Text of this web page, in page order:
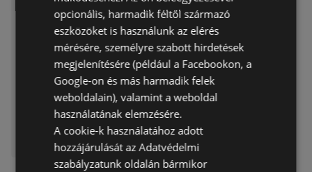
Akciós újság – 14 oldal
A reklámújság eddig érvényes:
2026.08.09
Távolság: 3,83 km
ELÉRHETŐ ITT:
Rossmann
opcionális, harmadik féltől származó
eszközöket is használunk az elérés
mérésére, személyre szabott hirdetések
megjelenítésére (például a Facebookon, a
Google-on és más harmadik felek
weboldalain), valamint a weboldal
használatának elemzésére.
A cookie-k használatához adott
hozzájárulását az Adatvédelmi
szabályzatunk oldalán bármikor